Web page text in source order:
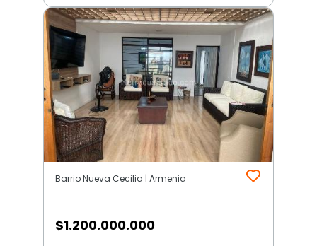
Barrio Nueva Cecilia | Armenia
$1.200.000.000